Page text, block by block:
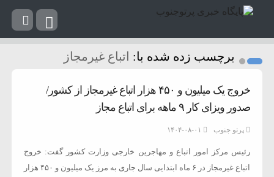
برچسب زده شده با: اتباع غیرمجاز
خروج یک میلیون و ۴۵۰ هزار اتباع غیرمجاز از کشور/
صدور ویزای کار ۹ ماهه برای اتباع مجاز
پرتو جنوب ۱۴۰۴-۰۸-۰۱
رئیس مرکز امور اتباع و مهاجرین خارجی وزارت کشور گفت: خروج
اتباع غیرمجاز در ۶ ماه ابتدایی سال جاری به مرز یک میلیون و ۴۵۰ هزار